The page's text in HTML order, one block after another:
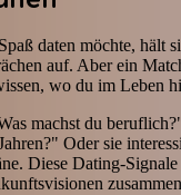
daten möchte, hält
auf. Aber ein
wo du im Leben
machst du
Oder sie
Diese Dating-Signale